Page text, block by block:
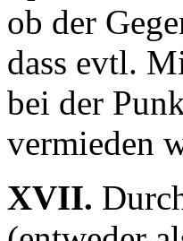
ob der
dass evtl.
bei der
vermieden
XVII.